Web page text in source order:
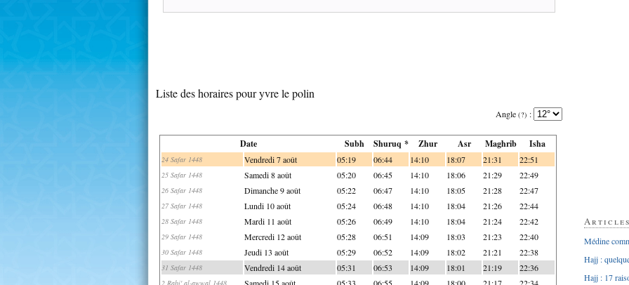
Liste des horaires pour yvre le polin
Angle (?) :
Date Subh Shuruq * Zhur Asr Maghrib Isha
24 Safar 1448 Vendredi 7 août 05:19 06:44 14:10 18:07 21:31 22:51
25 Safar 1448 Samedi 8 août 05:20 06:45 14:10 18:06 21:29 22:49
26 Safar 1448 Dimanche 9 août 05:22 06:47 14:10 18:05 21:28 22:47
27 Safar 1448 Lundi 10 août 05:24 06:48 14:10 18:04 21:26 22:44
28 Safar 1448 Mardi 11 août 05:26 06:49 14:10 18:04 21:24 22:42
29 Safar 1448 Mercredi 12 août 05:28 06:51 14:09 18:03 21:23 22:40
30 Safar 1448 Jeudi 13 août 05:29 06:52 14:09 18:02 21:21 22:38
31 Safar 1448 Vendredi 14 août 05:31 06:53 14:09 18:01 21:19 22:36
2 Rabi' al-awwal 1448
Médine
Hajj :
Hajj : 17